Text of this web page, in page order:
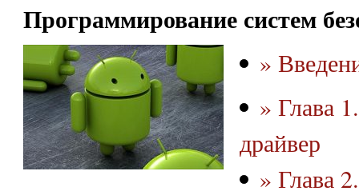
Программирование систем
»
» Глава
драйвер
» Глава